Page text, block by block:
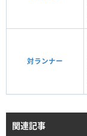
対ランナー
関連記事